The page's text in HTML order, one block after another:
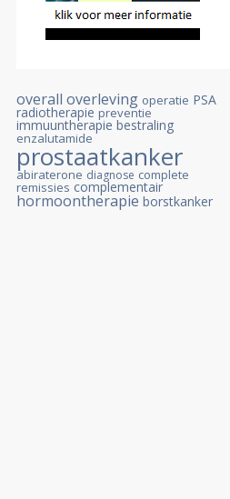
overall overleving operatie PSA
radiotherapie preventie
immuuntherapie bestraling
enzalutamide
prostaatkanker
abiraterone diagnose complete
remissies complementair
hormoontherapie borstkanker